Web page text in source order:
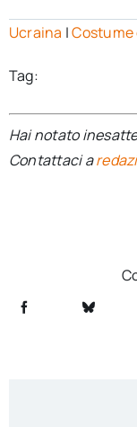
Ucraina |Costume
Tag:
Hai notato
Contattaci a